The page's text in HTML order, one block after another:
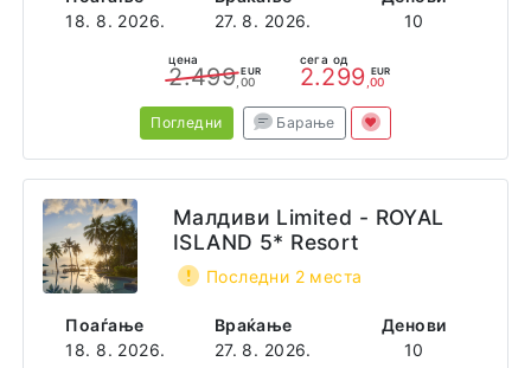
18. 8. 2026.
27. 8. 2026.
10
цена
2.499 EUR
,00
сега од
2.299 EUR
,00
Погледни Барање
Поаѓање
18. 8. 2026.
Враќање
27. 8. 2026.
Денови
10
Малдиви Limited - ROYAL
ISLAND 5* Resort
Последни 2 места